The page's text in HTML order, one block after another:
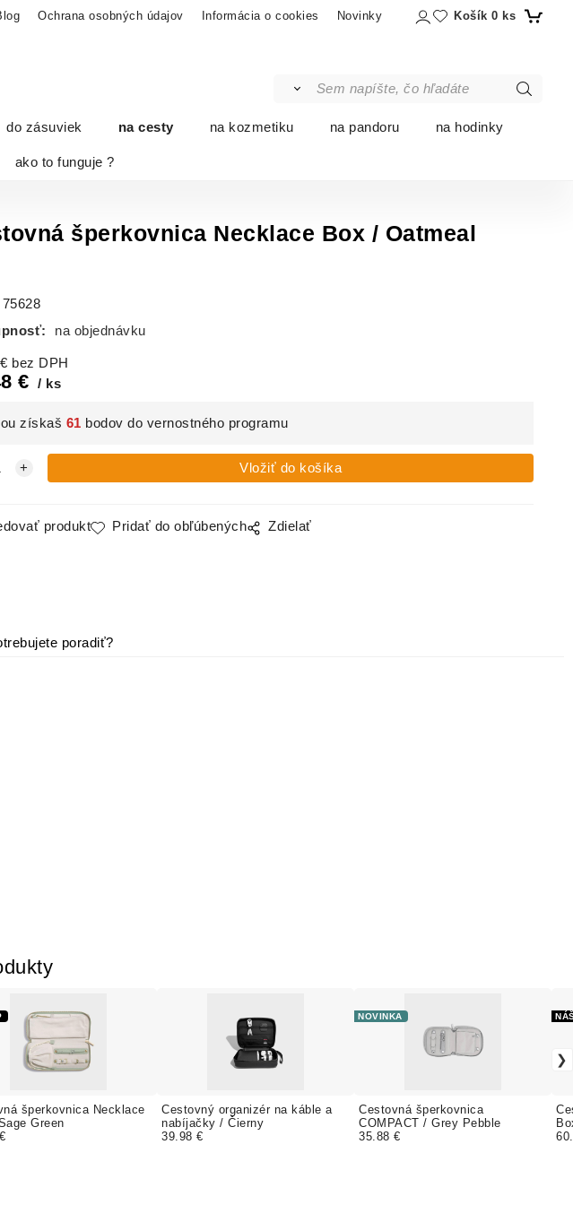
Ochrana osobných údajov Informácia o cookies Novinky Košík 0 ks
do zásuviek na cesty na kozmetiku na pandoru na hodinky
ako to funguje ?
šperkovnica Necklace Box / Oatmeal
75628
na objednávku
€ bez DPH
€ ks
získaš 61 bodov do vernostného programu
produkt Pridať do obľúbených Zdielať
poradiť?
šperkovnica Necklace
/ Sage Green
Cestovný organizér na káble a
nabíjačky / Čierny
39.98 €
Cestovná šperkovnica
COMPACT / Grey Pebble
NOVINKA
35.88 €